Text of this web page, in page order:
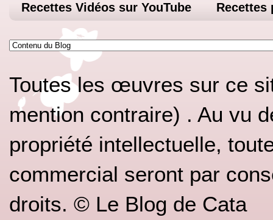
Recettes Vidéos sur YouTube
Recettes
Toutes les œuvres sur ce
mention contraire) . Au vu
propriété intellectuelle,
commercial seront par
droits. © Le Blog de Cata